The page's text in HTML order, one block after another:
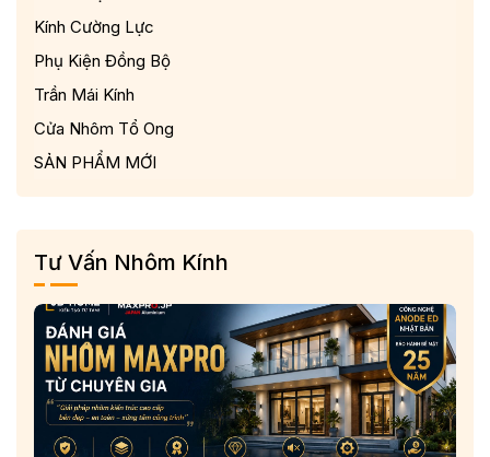
2. Đặc điểm kỹ thuật và quy trình sản xuất nhôm tổ ong
So với loại nhôm thông thường, nhôm tổ ong chống cháy dễ
dàng được nhận biết thông qua đặc điểm kỹ thuật và quy
trình sản xuất.
Kính Cường Lực
Phụ Kiện Đồng Bộ
Trần Mái Kính
Cửa Nhôm Tổ Ong
SẢN PHẨM MỚI
Tư Vấn Nhôm Kính